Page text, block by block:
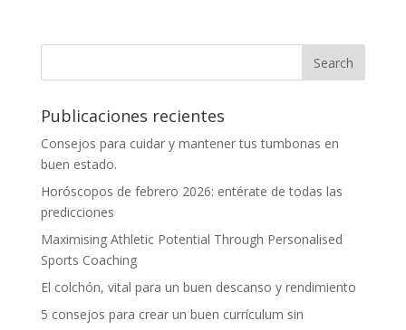
Publicaciones recientes
Consejos para cuidar y mantener tus tumbonas en
buen estado.
Horóscopos de febrero 2026: entérate de todas las
predicciones
Maximising Athletic Potential Through Personalised
Sports Coaching
El colchón, vital para un buen descanso y rendimiento
5 consejos para crear un buen currículum sin